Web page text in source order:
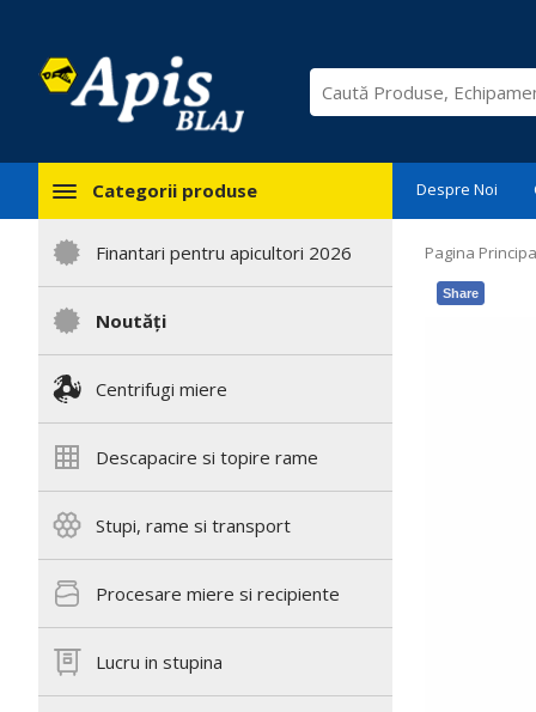
Categorii produse
Finantari pentru apicultori 2026
Noutăți
Centrifugi miere
Descapacire si topire rame
Stupi, rame si transport
Procesare miere si recipiente
Lucru in stupina
Despre Noi
Pagina
Share